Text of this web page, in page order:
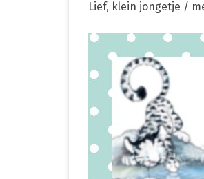
Lief, klein jongetje /